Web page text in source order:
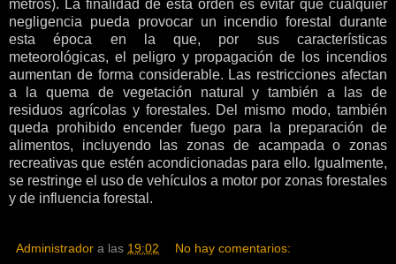
metros). La finalidad de esta orden es evitar que cualquier
negligencia pueda provocar un incendio forestal durante
esta época en la que, por sus características
meteorológicas, el peligro y propagación de los incendios
aumentan de forma considerable. Las restricciones afectan
a la quema de vegetación natural y también a las de
residuos agrícolas y forestales. Del mismo modo, también
queda prohibido encender fuego para la preparación de
alimentos, incluyendo las zonas de acampada o zonas
recreativas que estén acondicionadas para ello. Igualmente,
se restringe el uso de vehículos a motor por zonas forestales
y de influencia forestal.
Administrador a las 19:02 No hay comentarios: